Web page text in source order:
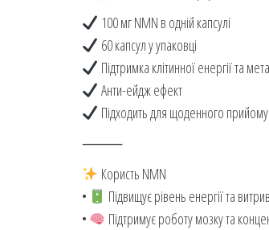
100 мг NMN в одній капсулі
60 капсул у упаковці
Підтримка клітинної енергії та
Анти-ейдж ефект
Підходить для щоденного прийому
⸻
Користь NMN
•
Підвищує рівень енергії та
•
Підтримує роботу мозку та